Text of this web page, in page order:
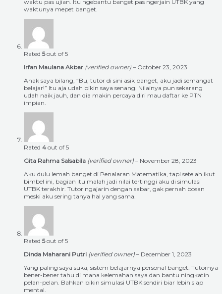
waktu pas ujian. Itu ngebantu banget pas ngerjain UTBK yang
waktunya mepet banget.
Rated 5out of 5
Irfan Maulana Akbar (verified owner) – October 23, 2023
Anak saya bilang, “Bu, tutor di sini asik banget, aku jadi semangat
belajar!” Itu aja udah bikin saya senang. Nilainya pun sekarang
udah naik jauh, dan dia makin percaya diri mau daftar ke PTN
impian.
Rated 4 out of 5
Gita Rahma Salsabila (verified owner) – November 28, 2023
Aku dulu lemah banget di Penalaran Matematika, tapi setelah ikut
bimbel ini, bagian itu malah jadi nilai tertinggi aku di simulasi
UTBK terakhir. Tutor ngajarin dengan sabar, gak pernah bosan
meski aku sering tanya hal yang sama.
Rated 5out of 5
Dinda Maharani Putri (verified owner) – December 1, 2023
Yang paling saya suka, sistem belajarnya personal banget. Tutornya
bener-bener tahu di mana kelemahan saya dan bantu ningkatin
pelan-pelan. Bahkan bikin simulasi UTBK sendiri biar lebih siap
mental.